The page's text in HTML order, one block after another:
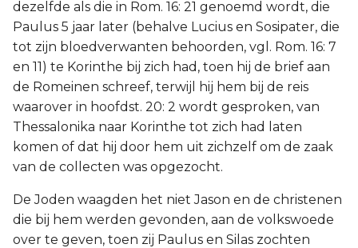
dezelfde als die in Rom. 16: 21 genoemd wordt, die
Paulus 5 jaar later (behalve Lucius en Sosipater, die
tot zijn bloedverwanten behoorden, vgl. Rom. 16: 7
en 11) te Korinthe bij zich had, toen hij de brief aan
de Romeinen schreef, terwijl hij hem bij de reis
waarover in hoofdst. 20: 2 wordt gesproken, van
Thessalonika naar Korinthe tot zich had laten
komen of dat hij door hem uit zichzelf om de zaak
van de collecten was opgezocht.
De Joden waagden het niet Jason en de christenen
die bij hem werden gevonden, aan de volkswoede
over te geven, toen zij Paulus en Silas zochten